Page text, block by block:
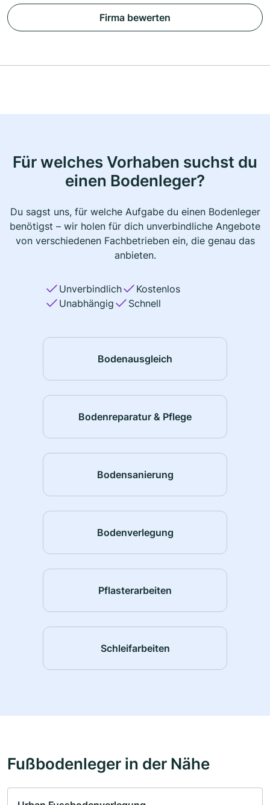
Firma bewerten
Für welches Vorhaben suchst du
einen Bodenleger?
Du sagst uns, für welche Aufgabe du einen Bodenleger
benötigst – wir holen für dich unverbindliche Angebote
von verschiedenen Fachbetrieben ein, die genau das
anbieten.
Unverbindlich
Kostenlos
Unabhängig
Schnell
Bodenausgleich
Bodenreparatur & Pflege
Bodensanierung
Bodenverlegung
Pflasterarbeiten
Schleifarbeiten
Fußbodenleger in der Nähe